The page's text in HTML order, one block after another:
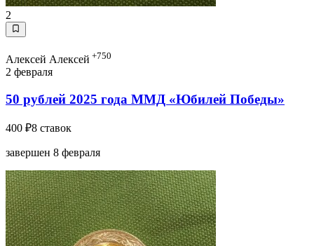
2
Алексей Алексей +750
2 февраля
50 рублей 2025 года ММД «Юбилей Победы»
400 ₽8 ставок
завершен 8 февраля